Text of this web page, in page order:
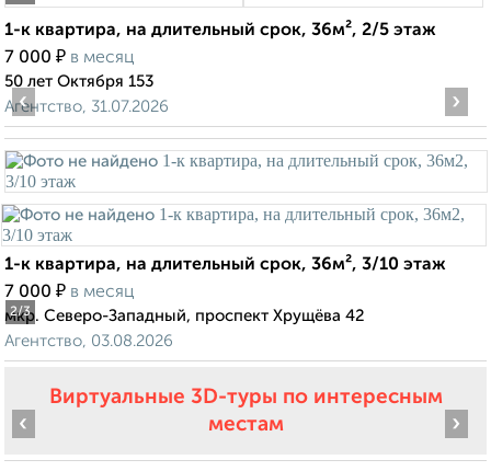
1-к квартира, на длительный срок, 36м², 2/5 этаж
7 000 ₽ в месяц
50 лет Октября 153
Агентство, 31.07.2026
2/3
‹ ›
1-к квартира, на длительный срок, 36м², 3/10 этаж
7 000 ₽ в месяц
мкр. Северо-Западный, проспект Хрущёва 42
Агентство, 03.08.2026
Виртуальные 3D-туры по интересным
местам
‹ ›